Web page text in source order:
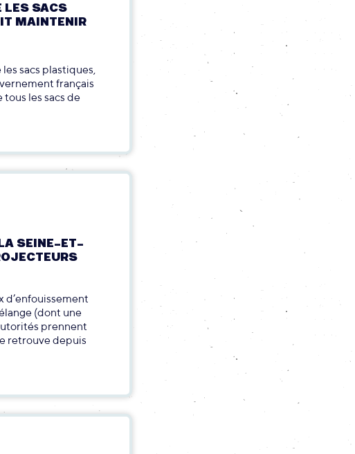
LES SACS
MAINTENIR
sacs plastiques,
français
les sacs de
SEINE-ET-
d’enfouissement
(dont une
prennent
retrouve depuis